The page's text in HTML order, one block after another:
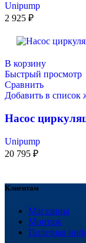
Unipump
2 925 ₽
В корзину
Быстрый просмотр
Сравнить
Добавить в список
Насос
Unipump
20 795 ₽
Клиентам
Магазины
Монтаж
Полезная